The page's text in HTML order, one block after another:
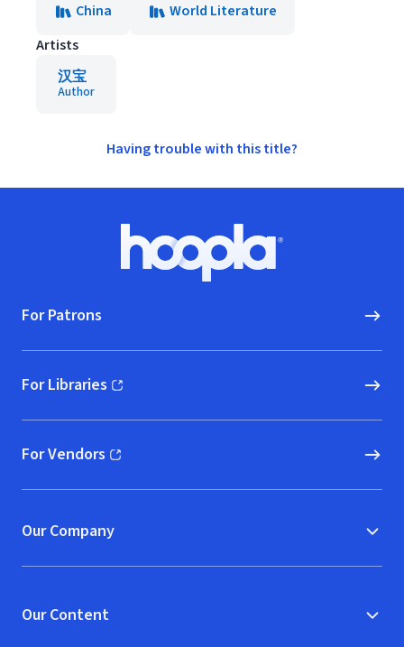
China
World Literature
Artists
汉宝
Author
Having trouble with this title?
Hoopla logo, Go to homepage
For Patrons
For Libraries
(opens in new window)
For Vendors
(opens in new window)
Our Company
Our Content